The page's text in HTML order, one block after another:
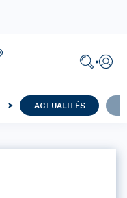
ACTUALITÉS